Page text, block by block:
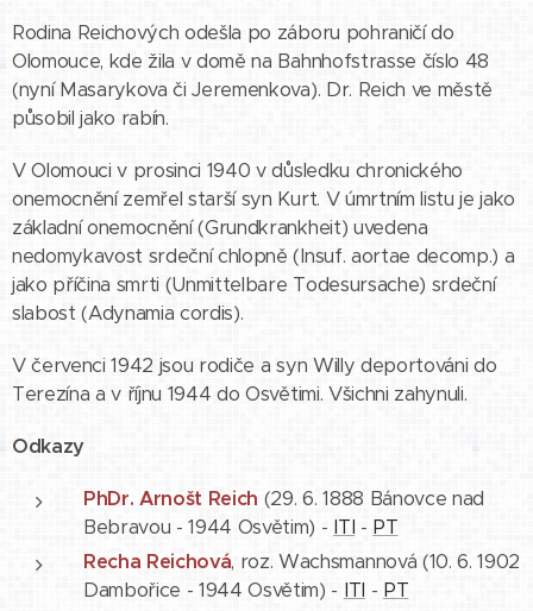
Rodina Reichových odešla po záboru pohraničí do
Olomouce, kde žila v domě na Bahnhofstrasse číslo 48
(nyní Masarykova či Jeremenkova). Dr. Reich ve městě
působil jako rabín.
V Olomouci v prosinci 1940 v důsledku chronického
onemocnění zemřel starší syn Kurt. V úmrtním listu je jako
základní onemocnění (Grundkrankheit) uvedena
nedomykavost srdeční chlopně (Insuf. aortae decomp.) a
jako příčina smrti (Unmittelbare Todesursache) srdeční
slabost (Adynamia cordis).
V červenci 1942 jsou rodiče a syn Willy deportováni do
Terezína a v říjnu 1944 do Osvětimi. Všichni zahynuli.
Odkazy
PhDr. Arnošt Reich (29. 6. 1888 Bánovce nad
Bebravou - 1944 Osvětim) - ITI - PT
Recha Reichová, roz. Wachsmannová (10. 6. 1902
Dambořice - 1944 Osvětim) - ITI - PT